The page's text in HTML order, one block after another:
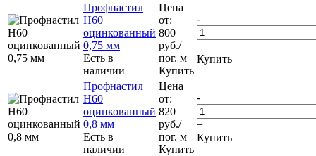
Профнастил
Н60
оцинкованный
0,75 мм
Есть в
наличии
Цена
от:
800
руб./
пог. м
Купить
-
+
Купить
Профнастил
Н60
оцинкованный
0,8 мм
Есть в
наличии
Цена
от:
820
руб./
пог. м
Купить
-
+
Купить